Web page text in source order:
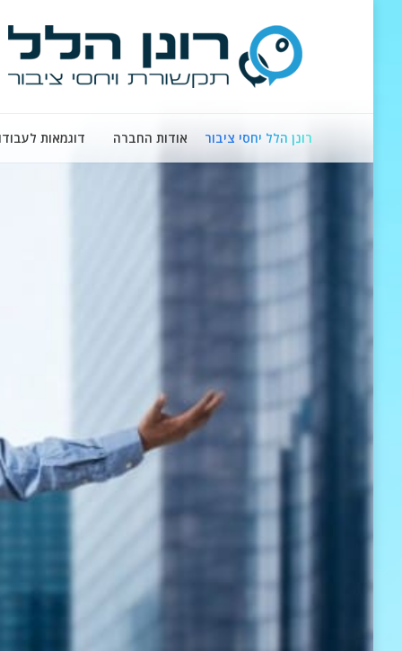
רונן הלל יחסי ציבור אודות החברה דוגמאות